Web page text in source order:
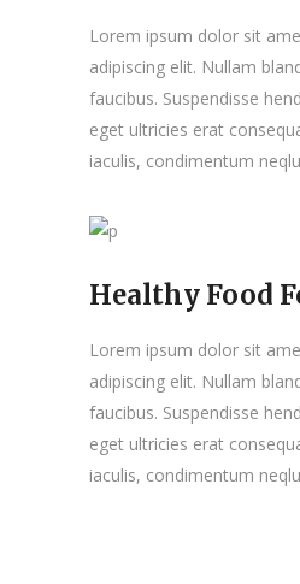
Lorem ipsum dolor sit
adipiscing elit. Nullam
faucibus. Suspendisse
eget ultricies erat
iaculis, condimentum
Healthy Food
Lorem ipsum dolor sit
adipiscing elit. Nullam
faucibus. Suspendisse
eget ultricies erat
iaculis, condimentum